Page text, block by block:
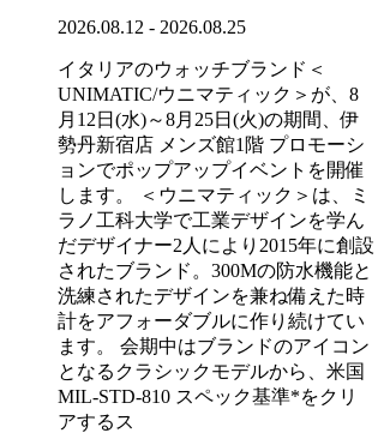
2026.08.12 - 2026.08.25
イタリアのウォッチブランド＜
UNIMATIC/ウニマティック＞が、8
月12日(水)～8月25日(火)の期間、伊
勢丹新宿店 メンズ館1階 プロモーシ
ョンでポップアップイベントを開催
します。 ＜ウニマティック＞は、ミ
ラノ工科大学で工業デザインを学ん
だデザイナー2人により2015年に創設
されたブランド。300Mの防水機能と
洗練されたデザインを兼ね備えた時
計をアフォーダブルに作り続けてい
ます。 会期中はブランドのアイコン
となるクラシックモデルから、米国
MIL-STD-810 スペック基準*をクリ
アするス